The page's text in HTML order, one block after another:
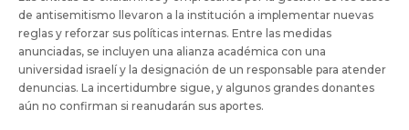
de antisemitismo llevaron a la institución a implementar nuevas
reglas y reforzar sus políticas internas. Entre las medidas
anunciadas, se incluyen una alianza académica con una
universidad israelí y la designación de un responsable para atender
denuncias. La incertidumbre sigue, y algunos grandes donantes
aún no confirman si reanudarán sus aportes.